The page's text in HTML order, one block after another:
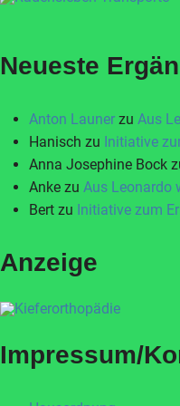
Neueste
Anton Launer zu Aus
Hanisch zu Initiative
Anna Josephine Bock
Anke zu Aus Leonardo
Bert zu Initiative zum
Anzeige
Impressum/